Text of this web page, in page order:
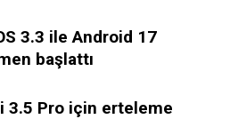
3.3 ile Android 17
başlattı
3.5 Pro için erteleme